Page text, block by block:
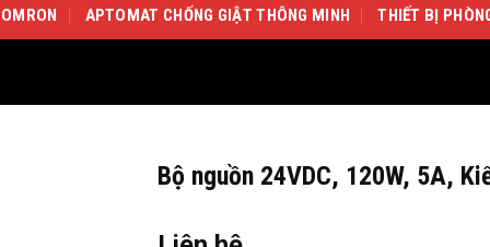
OMRON APTOMAT CHỐNG GIẬT THÔNG MINH THIẾT BỊ
Bộ nguồn 24VDC, 120W, 5A,